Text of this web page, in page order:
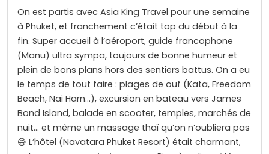
On est partis avec Asia King Travel pour une semaine
à Phuket, et franchement c’était top du début à la
fin. Super accueil à l’aéroport, guide francophone
(Manu) ultra sympa, toujours de bonne humeur et
plein de bons plans hors des sentiers battus. On a eu
le temps de tout faire : plages de ouf (Kata, Freedom
Beach, Nai Harn…), excursion en bateau vers James
Bond Island, balade en scooter, temples, marchés de
nuit… et même un massage thaï qu’on n’oubliera pas
😅 L’hôtel (Navatara Phuket Resort) était charmant,